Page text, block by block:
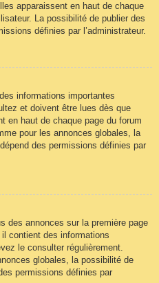
apparaissent en haut de chaque
La possibilité de publier des
définies par l’administrateur.
informations importantes
et doivent être lues dès que
en haut de chaque page du forum
pour les annonces globales, la
des permissions définies par
des annonces sur la première page
contient des informations
le consulter régulièrement.
globales, la possibilité de
permissions définies par